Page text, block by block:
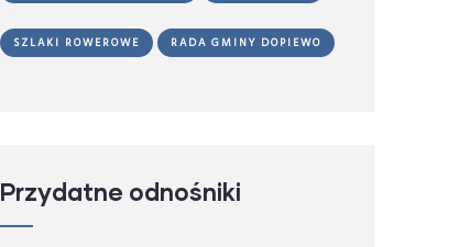
SZLAKI ROWEROWE RADA GMINY DOPIEWO
Przydatne odnośniki